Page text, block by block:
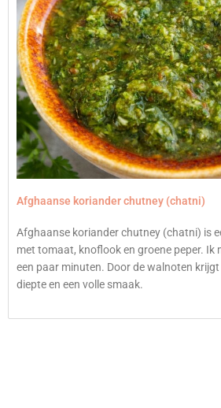
Afghaanse koriander chutney (chatni)
Afghaanse koriander chutney (chatni) is
met tomaat, knoflook en groene peper. Ik
een paar minuten. Door de walnoten
diepte en een volle smaak.